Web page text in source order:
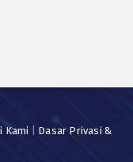
Kami
Dasar Privasi &